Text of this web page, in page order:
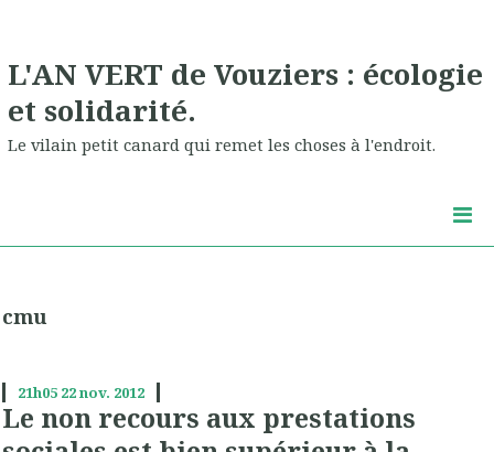
L'AN VERT de Vouziers : écologie
et solidarité.
Le vilain petit canard qui remet les choses à l'endroit.
cmu
21h05 22nov. 2012
Le non recours aux prestations